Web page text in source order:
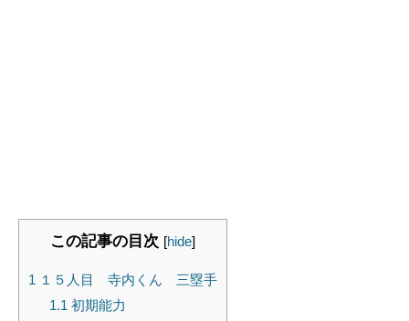
この記事の目次 [hide]
1 １５人目 寺内くん 三塁手
1.1 初期能力